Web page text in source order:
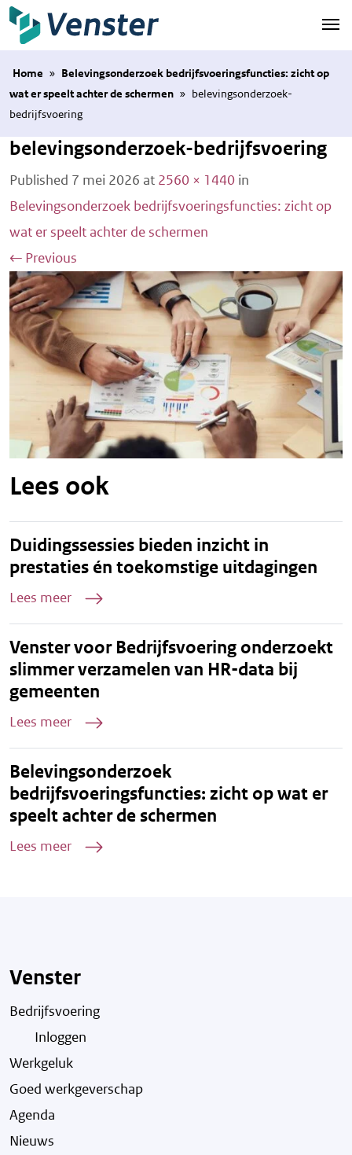
Naar hoofdinhoud
Home » Belevingsonderzoek bedrijfsvoeringsfuncties: zicht op
wat er speelt achter de schermen » belevingsonderzoek-
bedrijfsvoering
belevingsonderzoek-bedrijfsvoering
Published 7 mei 2026 at 2560 × 1440 in
Belevingsonderzoek bedrijfsvoeringsfuncties: zicht op
wat er speelt achter de schermen
← Previous
Lees ook
Duidingssessies bieden inzicht in
prestaties én toekomstige uitdagingen
Lees meer
Venster voor Bedrijfsvoering onderzoekt
slimmer verzamelen van HR-data bij
gemeenten
Lees meer
Belevingsonderzoek
bedrijfsvoeringsfuncties: zicht op wat er
speelt achter de schermen
Lees meer
Venster
Bedrijfsvoering
Inloggen
Werkgeluk
Goed werkgeverschap
Agenda
Nieuws